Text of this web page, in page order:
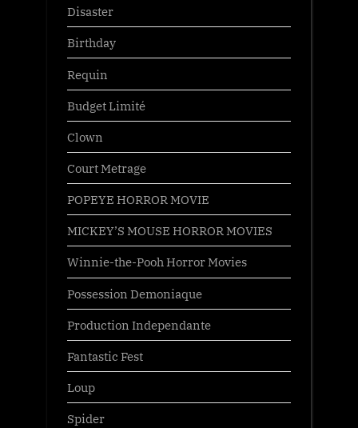
Disaster
Birthday
Requin
Budget Limité
Clown
Court Metrage
POPEYE HORROR MOVIE
MICKEY’S MOUSE HORROR MOVIES
Winnie-the-Pooh Horror Movies
Possession Demoniaque
Production Independante
Fantastic Fest
Loup
Spider